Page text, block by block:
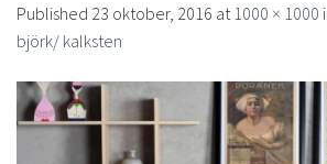
Published 23 oktober, 2016 at1000 × 1000
björk/ kalksten